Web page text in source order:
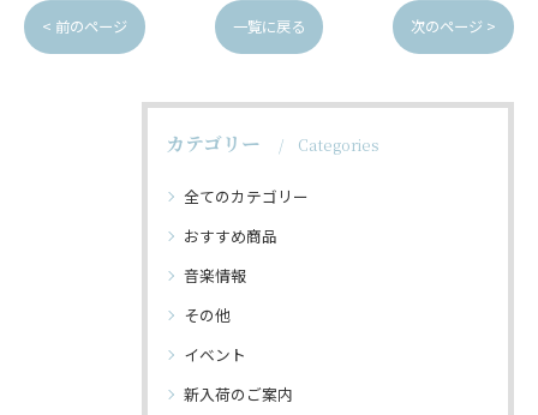
< 前のページ 一覧に戻る 次のページ >
カテゴリー Categories
全てのカテゴリー
おすすめ商品
音楽情報
その他
イベント
新入荷のご案内